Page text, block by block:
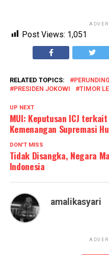
Post Views: 1,051
RELATED TOPICS:
PRESIDEN JOKOWI
TIMOR
UP NEXT
MUI: Keputusan ICJ terkait
Kemenangan Supremasi
DON'T MISS
Tidak Disangka, Negara
Indonesia
amalikasyari